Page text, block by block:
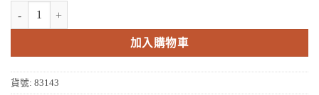
NT$600。NT$390。
KOHLER進水器止水橡皮墊 83143 (Jacob Delafon共用) 數量
加入購物車
貨號: 83143